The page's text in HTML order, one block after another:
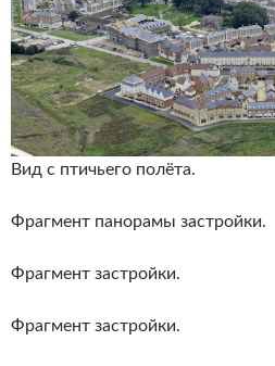
Вид с птичьего полёта.
Фрагмент панорамы застройки.
Фрагмент застройки.
Фрагмент застройки.